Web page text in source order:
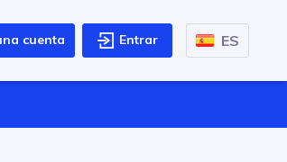
cuenta Entrar ES